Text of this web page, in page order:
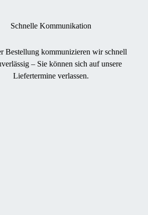
Schnelle Kommunikation
Bestellung kommunizieren wir schnell
– Sie können sich auf unsere
Liefertermine verlassen.